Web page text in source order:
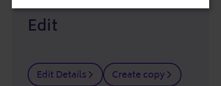
Edit
Edit Details Create copy